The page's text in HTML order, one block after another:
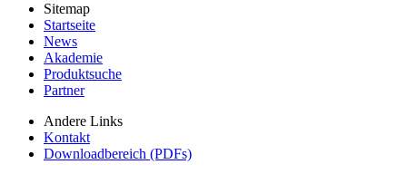
Sitemap
Startseite
News
Akademie
Produktsuche
Partner
Andere Links
Kontakt
Downloadbereich (PDFs)